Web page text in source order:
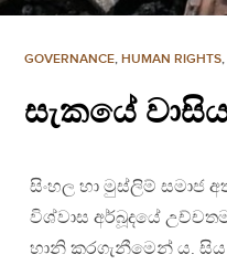
GOVERNANCE, HUMAN RIGHTS,
සැකයේ
සිංහල හා මුස්ලිම් සමාජ
විශ්වාස අර්බූදයේ
හානි කරගැනීමෙන් ය.